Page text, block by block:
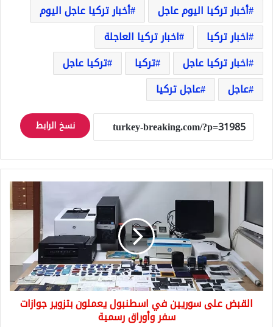
أخبار تركيا اليوم عاجل
أخبار تركيا عاجل اليوم
اخبار تركيا
اخبار تركيا العاجلة
اخبار تركيا عاجل
تركيا
تركيا عاجل
عاجل
عاجل تركيا
نسخ الرابط
القبض
سوريين
في
اسطنبول
يعملون
بتزوير
جوازات
سفر
وأوراق
القبض على سوريين في اسطنبول يعملون بتزوير جوازات
سفر وأوراق رسمية